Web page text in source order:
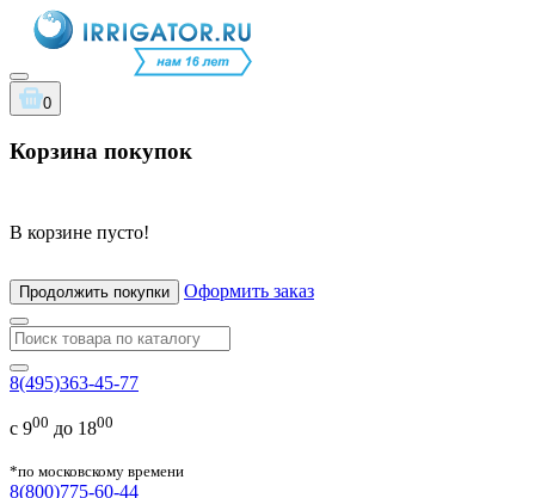
0
Корзина покупок
В корзине пусто!
Продолжить покупки Оформить заказ
8(495)363-45-77
с 900 до 1800
*по московскому времени
8(800)775-60-44